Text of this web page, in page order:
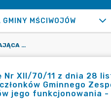
GMINY MŚCIWOJÓW
UCHWAŁA NR LI.297.2023 ZMIENIAJĄCA UCHWAŁĘ NR XII/70/11 Z DNIA 28 LISTOPADA 2011 R. W SPRAWIE TRYBU, SPOSOBU POWOŁYWANIA I ODWOŁYWANIA CZŁONKÓW GMINNEGO ZESPOŁU INTERDYSCYPLINARNEGO W MŚCIWOJOWIE ORAZ SZCZEGÓŁOWYCH WARUNKÓW JEGO FUNKCJONOWANIA - 26 KWIETNIA 2023
Nr XII/70/11 z dnia 28
Gminnego
jego funkcjonowania